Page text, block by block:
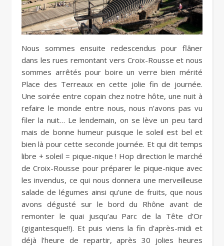
Nous sommes ensuite redescendus pour flâner
dans les rues remontant vers Croix-Rousse et nous
sommes arrêtés pour boire un verre bien mérité
Place des Terreaux en cette jolie fin de journée.
Une soirée entre copain chez notre hôte, une nuit à
refaire le monde entre nous, nous n’avons pas vu
filer la nuit… Le lendemain, on se lève un peu tard
mais de bonne humeur puisque le soleil est bel et
bien là pour cette seconde journée. Et qui dit temps
libre + soleil = pique-nique ! Hop direction le marché
de Croix-Rousse pour préparer le pique-nique avec
les invendus, ce qui nous donnera une merveilleuse
salade de légumes ainsi qu’une de fruits, que nous
avons dégusté sur le bord du Rhône avant de
remonter le quai jusqu’au Parc de la Tête d’Or
(gigantesque!!). Et puis viens la fin d’après-midi et
déjà l’heure de repartir, après 30 jolies heures